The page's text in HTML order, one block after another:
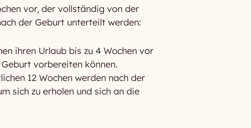
vor, der vollständig von der
der Geburt unterteilt werden:
ihren Urlaub bis zu 4 Wochen vor
vorbereiten können.
12 Wochen werden nach der
sich zu erholen und sich an die